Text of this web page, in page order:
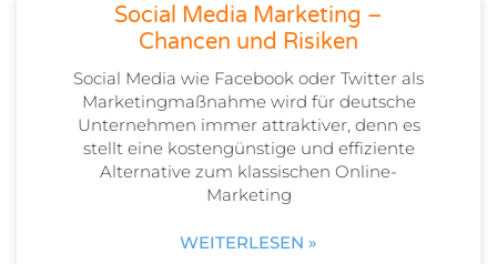
Social Media Marketing –
Chancen und Risiken
Social Media wie Facebook oder Twitter als
Marketingmaßnahme wird für deutsche
Unternehmen immer attraktiver, denn es
stellt eine kostengünstige und effiziente
Alternative zum klassischen Online-
Marketing
WEITERLESEN »